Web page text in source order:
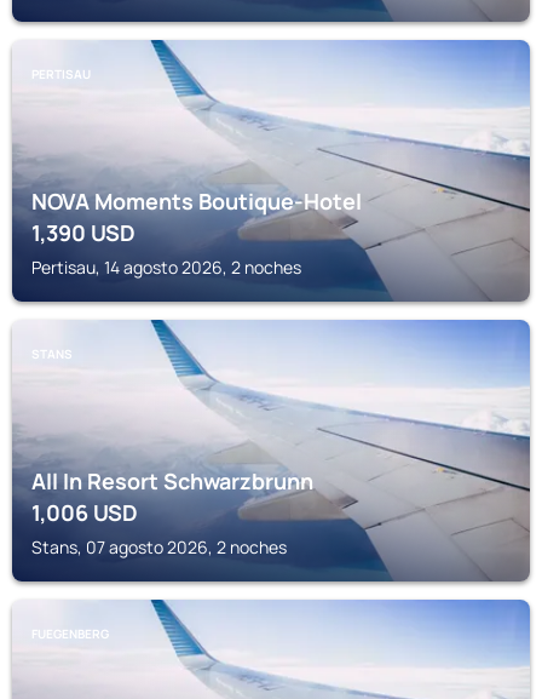
PERTISAU
NOVA Moments Boutique-Hotel
1,390USD
Pertisau, 14 agosto 2026, 2 noches
STANS
All In Resort Schwarzbrunn
1,006USD
Stans, 07 agosto 2026, 2 noches
FUEGENBERG